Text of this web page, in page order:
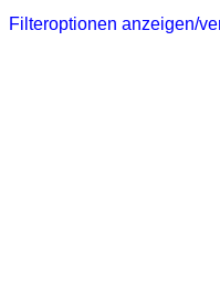
Filteroptionen anzeigen/